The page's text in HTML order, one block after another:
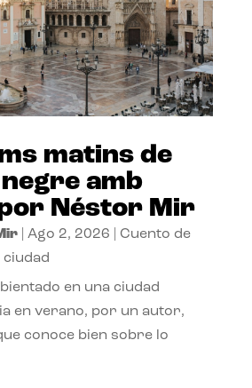
matins de
amb
Néstor Mir
| Ago 2, 2026
Cuento de
ciudad
en una ciudad
en verano, por un autor,
conoce bien sobre lo